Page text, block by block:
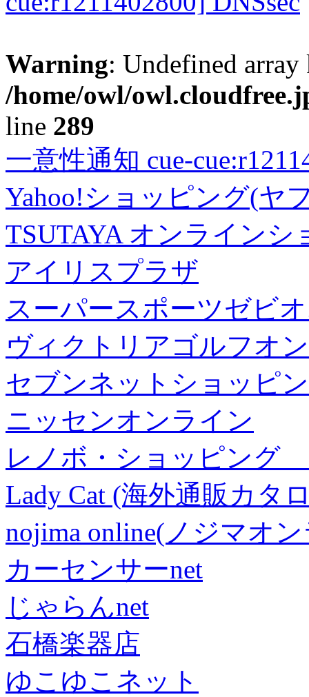
Warning: Undefined
/home/owl/
line 289
一意性通知 cue-
Yahoo!ショッピング(ヤ
TSUTAYA オンラインシ
アイリスプラザ
スーパースポーツゼビ
ヴィクトリアゴルフオ
セブンネットショッピ
ニッセンオンライン
レノボ・ショッピング
Lady Cat (海外通販カタ
nojima online(ノジマオ
カーセンサーnet
じゃらんnet
石橋楽器店
ゆこゆこネット